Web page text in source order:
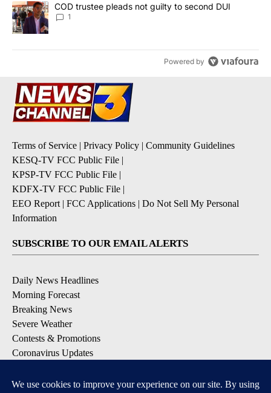
A trending article titled "COD trustee pleads not guilty to second
COD trustee pleads not guilty to second DUI
1
Powered by
Terms of Service | Privacy Policy | Community Guidelines
KESQ-TV FCC Public File |
KPSP-TV FCC Public File |
KDFX-TV FCC Public File |
EEO Report | FCC Applications | Do Not Sell My Personal
Information
SUBSCRIBE TO OUR EMAIL ALERTS
Daily News Headlines
Morning Forecast
Breaking News
Severe Weather
Contests & Promotions
Coronavirus Updates